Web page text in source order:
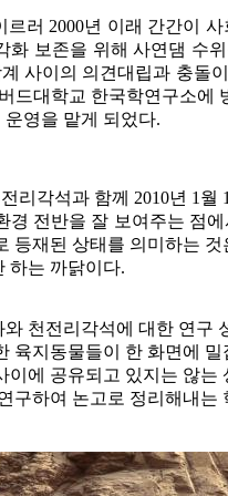
러 2000년 이래 간간이
화 보존을 위해 사연댐 수
사이의 의견대립과 충돌
드대학교 한국학연구소에
영을 맡게 되었다.
리각석과 함께 2010년 1월
경 전반을 잘 보여주는 점
등재된 상태를 의미하는
하는 까닭이다.
천전리각석에 대한 연구
육지동물들이 한 화면에
이에 공유되고 있지는 않
구하여 논고로 정리해내